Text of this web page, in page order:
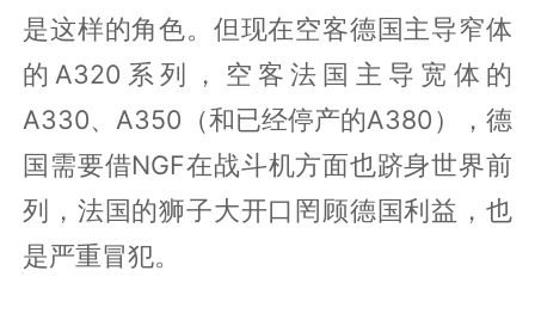
是这样的角色。但现在空客德国主导窄体
的A320系列，空客法国主导宽体的
A330、A350（和已经停产的A380），德
国需要借NGF在战斗机方面也跻身世界前
列，法国的狮子大开口罔顾德国利益，也
是严重冒犯。